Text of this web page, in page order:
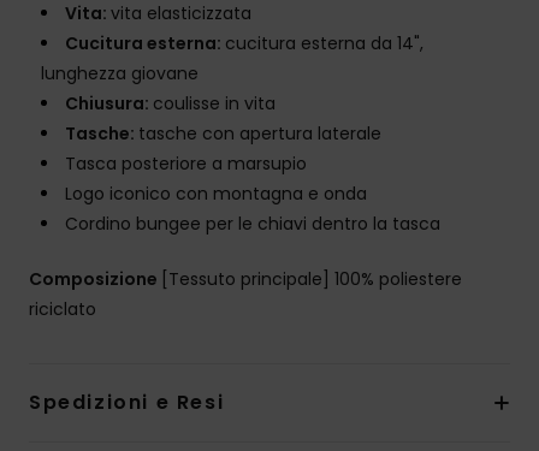
Vita: vita elasticizzata
Cucitura esterna: cucitura esterna da 14",
lunghezza giovane
Chiusura: coulisse in vita
Tasche: tasche con apertura laterale
Tasca posteriore a marsupio
Logo iconico con montagna e onda
Cordino bungee per le chiavi dentro la tasca
Composizione [Tessuto principale] 100% poliestere
riciclato
Spedizioni e Resi